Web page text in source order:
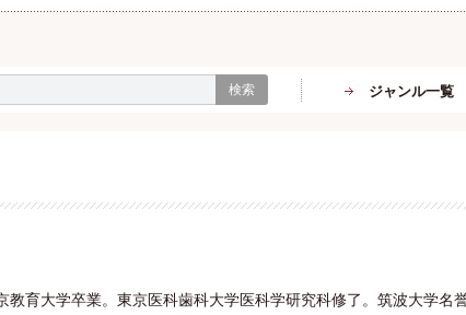
検索 ジャンル一覧
育大学卒業。東京医科歯科大学医科学研究科修了。筑波大学名